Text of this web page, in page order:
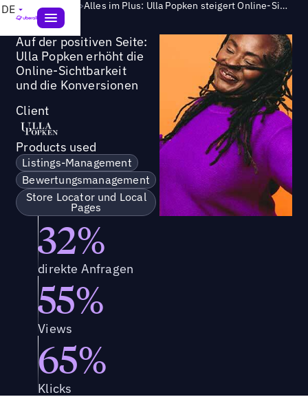
DE Success Story > Alles im Plus: Ulla Popken steigert Online-Sichtbarkeit und Conversions
Auf der positiven Seite:
Ulla Popken erhöht die
Online-Sichtbarkeit
und die Konversionen
Client
Products used
Listings-Management
Bewertungsmanagement
Store Locator und Local
Pages
32%
direkte Anfragen
55%
Views
65%
Klicks